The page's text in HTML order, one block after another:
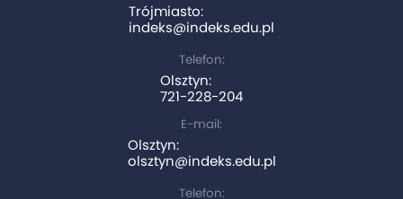
Trójmiasto:
indeks@indeks.edu.pl
Telefon:
Olsztyn:
721-228-204
E-mail:
Olsztyn:
olsztyn@indeks.edu.pl
Telefon: